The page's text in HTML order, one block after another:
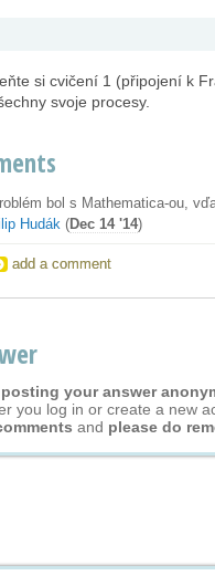
si cvičení 1 (připojení k
svoje procesy.
bol s Mathematica-ou,
Hudák (Dec 14 '14)
add a comment
your answer
you log in or create a new
and please do